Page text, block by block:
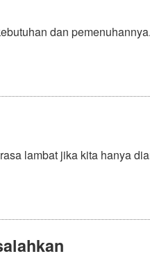
dan
lambat jika kita hanya